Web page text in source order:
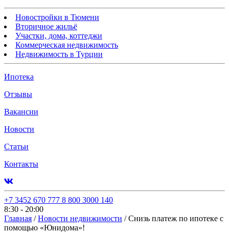
Новостройки в Тюмени
Вторичное жильё
Участки, дома, коттеджи
Коммерческая недвижимость
Недвижимость в Турции
Ипотека
Отзывы
Вакансии
Новости
Статьи
Контакты
+7 3452 670 777 8 800 3000 140
8:30 - 20:00
Главная / Новости недвижимости / Снизь платеж по ипотеке с
помощью «Юнидома»!